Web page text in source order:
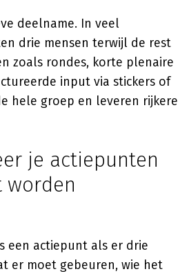
deelname. In veel
drie mensen terwijl de rest
zoals rondes, korte plenaire
input via stickers of
hele groep en leveren rijkere
je actiepunten
worden
een actiepunt als er drie
er moet gebeuren, wie het